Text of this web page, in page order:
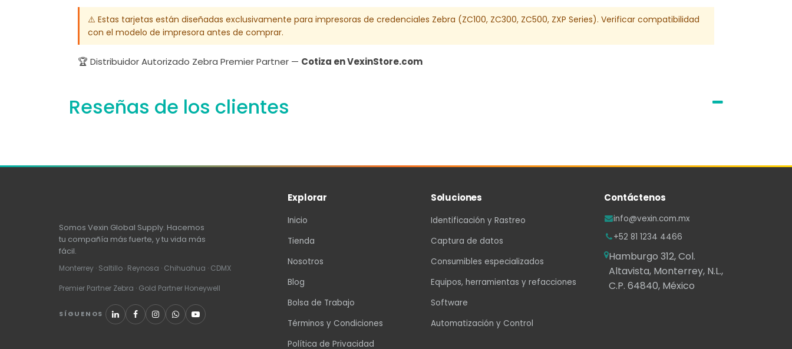
⚠️ Estas tarjetas están diseñadas exclusivamente para impresoras de credenciales Zebra (ZC100, ZC300, ZC500, ZXP Series). Verificar compatibilidad
con el modelo de impresora antes de comprar.
🏆 Distribuidor Autorizado Zebra Premier Partner — Cotiza en VexinStore.com
Reseñas de los clientes
Somos Vexin Global Supply. Hacemos
tu compañía más fuerte, y tu vida más
fácil.
Monterrey · Saltillo · Reynosa · Chihuahua · CDMX
Premier Partner Zebra · Gold Partner Honeywell
SÍGUENOS
Explorar
Inicio
Tienda
Nosotros
Blog
Bolsa de Trabajo
Términos y Condiciones
Política de Privacidad
Soluciones
Identificación y Rastreo
Captura de datos
Consumibles especializados
Equipos, herramientas y refacciones
Software
Automatización y Control
Contáctenos
info@vexin.com.mx
+52 81 1234 4466
Hamburgo 312, Col.
Altavista, Monterrey, N.L.,
C.P. 64840, México